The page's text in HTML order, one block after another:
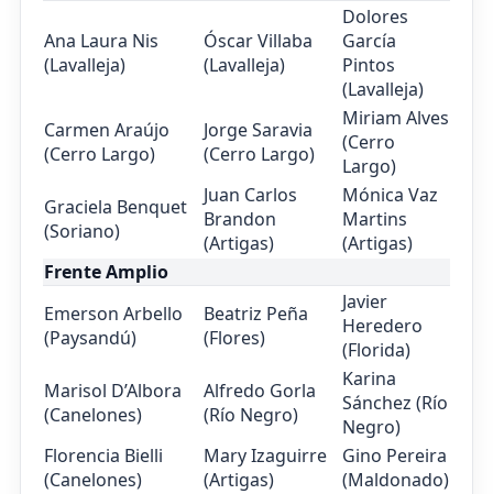
Ana Laura Nis
(Lavalleja)
Óscar Villaba
(Lavalleja)
Dolores
García
Pintos
(Lavalleja)
Carmen Araújo
(Cerro Largo)
Jorge Saravia
(Cerro Largo)
Miriam Alves
(Cerro
Largo)
Graciela Benquet
(Soriano)
Juan Carlos
Brandon
(Artigas)
Mónica Vaz
Martins
(Artigas)
Frente Amplio
Emerson Arbello
(Paysandú)
Beatriz Peña
(Flores)
Javier
Heredero
(Florida)
Marisol D’Albora
(Canelones)
Alfredo Gorla
(Río Negro)
Karina
Sánchez (Río
Negro)
Florencia Bielli
(Canelones)
Mary Izaguirre
(Artigas)
Gino Pereira
(Maldonado)